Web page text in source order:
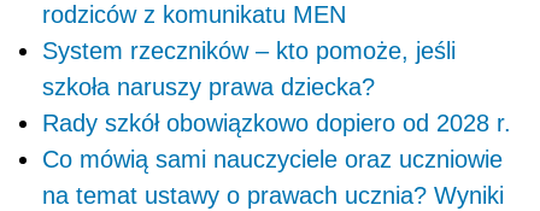
rodziców z komunikatu MEN
System rzeczników – kto pomoże, jeśli
szkoła naruszy prawa dziecka?
Rady szkół obowiązkowo dopiero od 2028 r.
Co mówią sami nauczyciele oraz uczniowie
na temat ustawy o prawach ucznia? Wyniki